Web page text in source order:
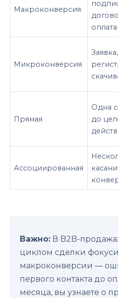
Макроконверсия
оплата
Микроконверсия
Заявка,
Прямая
Одна
до
Ассоциированная
Важно: В B2B-
циклом сделки
макроконверсии —
первого контакта до
месяца, вы узнаете о